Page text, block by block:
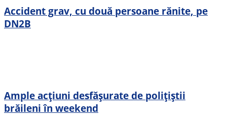
Accident grav, cu două persoane rănite, pe
DN2B
Ample acțiuni desfășurate de polițiștii
brăileni în weekend